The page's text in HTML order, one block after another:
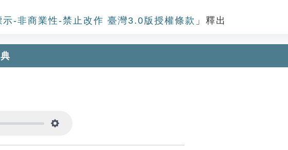
-非商業性-禁止改作 臺灣3.0版授權條款 」釋出